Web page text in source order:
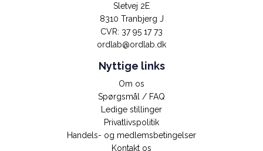
Sletvej 2E
8310 Tranbjerg J
CVR: 37 95 17 73
ordlab@ordlab.dk
Nyttige links
Om os
Spørgsmål / FAQ
Ledige stillinger
Privatlivspolitik
Handels- og medlemsbetingelser
Kontakt os